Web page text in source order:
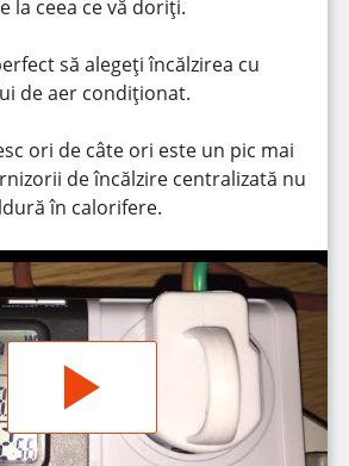
la ceea ce vă doriți.
să alegeți încălzirea cu
de aer condiționat.
ori de câte ori este un pic mai
de încălzire centralizată nu
în calorifere.